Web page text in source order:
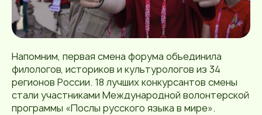
Напомним, первая смена форума объединила
филологов, историков и культурологов из 34
регионов России. 18 лучших конкурсантов смены
стали участниками Международной волонтерской
программы «Послы русского языка в мире».